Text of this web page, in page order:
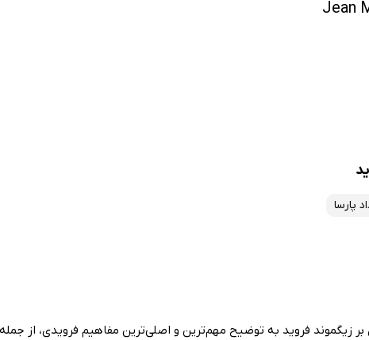
پارسا
زیگموند فروید به توضیح مهم‌ترین و اصلی‌ترین مفاهیم فرویدی، از